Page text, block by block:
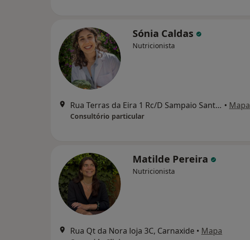
Sónia Caldas
Nutricionista
Rua Terras da Eira 1 Rc/D Sampaio Santana, • Mapa
Consultório particular
Matilde Pereira
Nutricionista
Rua Qt da Nora loja 3C, Carnaxide • Mapa